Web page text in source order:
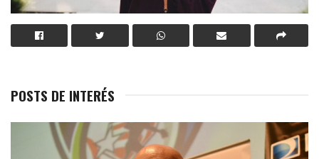
POSTS DE INTERÉS